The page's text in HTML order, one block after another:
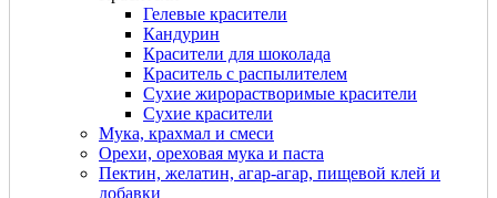
Гелевые красители
Кандурин
Красители для шоколада
Краситель с распылителем
Сухие жирорастворимые красители
Сухие красители
Мука, крахмал и смеси
Орехи, ореховая мука и паста
Пектин, желатин, агар-агар, пищевой клей и
добавки